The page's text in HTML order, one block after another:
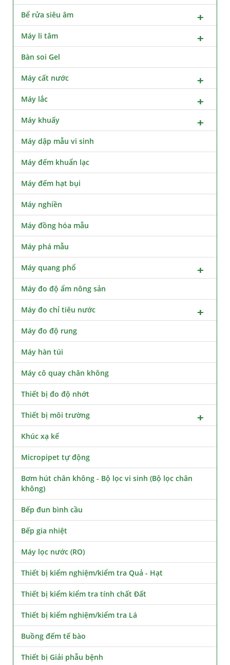
Bể rửa siêu âm
Máy li tâm
Bàn soi Gel
Máy cất nước
Máy lắc
Máy khuấy
Máy dập mẫu vi sinh
Máy đếm khuẩn lạc
Máy đếm hạt bụi
Máy nghiền
Máy đồng hóa mẫu
Máy phá mẫu
Máy quang phổ
Máy đo độ ẩm nông sản
Máy đo chỉ tiêu nước
Máy đo độ rung
Máy hàn túi
Máy cô quay chân không
Thiết bị đo độ nhớt
Thiết bị môi trường
Khúc xạ kế
Micropipet tự động
Bơm hút chân không - Bộ lọc vi sinh (Bộ lọc chân
không)
Bếp đun bình cầu
Bếp gia nhiệt
Máy lọc nước (RO)
Thiết bị kiểm nghiệm/kiểm tra Quả - Hạt
Thiết bị kiểm kiểm tra tính chất Đất
Thiết bị kiểm nghiệm/kiểm tra Lá
Buồng đếm tế bào
Thiết bị Giải phẫu bệnh